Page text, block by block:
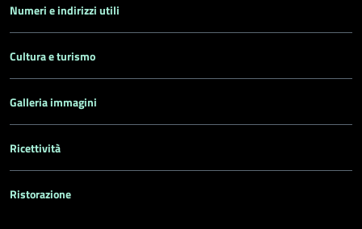
Numeri e indirizzi utili
Cultura e turismo
Galleria immagini
Ricettività
Ristorazione